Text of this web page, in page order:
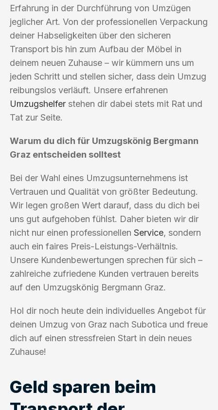
Erfahrung in der Durchführung von Umzügen
jeglicher Art. Von der professionellen Verpackung
deiner Habseligkeiten über den sicheren
Transport bis hin zum Aufbau der Möbel in
deinem neuen Zuhause – wir kümmern uns um
jeden Schritt und stellen sicher, dass dein Umzug
reibungslos verläuft. Unsere erfahrenen
Umzugshelfer stehen dir dabei stets mit Rat und
Tat zur Seite.
Warum du dich für Umzugskönig Bergmann
Graz entscheiden solltest
Bei der Wahl eines Umzugsunternehmens ist
Vertrauen und Qualität von größter Bedeutung.
Wir legen großen Wert darauf, dass du dich bei
uns gut aufgehoben fühlst. Daher bieten wir dir
nicht nur einen professionellen Service, sondern
auch ein faires Preis-Leistungs-Verhältnis.
Unsere Kundenbewertungen sprechen für sich –
zahlreiche zufriedene Kunden vertrauen bereits
auf den Umzugskönig Bergmann Graz.
Hol dir noch heute dein individuelles Angebot für
deinen Umzug von Graz nach Subotica und freue
dich auf einen stressfreien Start in dein neues
Zuhause!
Geld sparen beim